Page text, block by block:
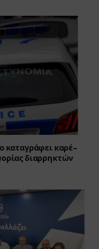
καταγράφει καρέ-
διαρρηκτών